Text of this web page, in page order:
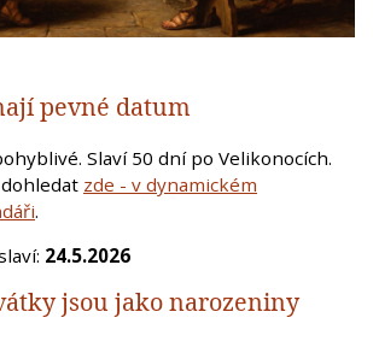
pevné datum
Slaví 50 dní po Velikonocích.
zde - v dynamickém
.
24.5.2026
jsou jako narozeniny